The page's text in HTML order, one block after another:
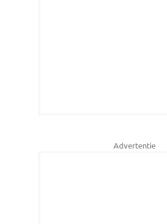
Advertentie